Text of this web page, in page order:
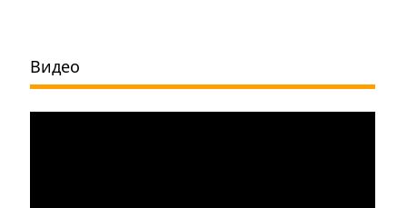
Видео